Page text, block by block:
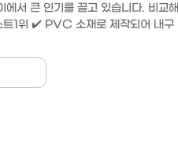
서 큰 인기를 끌고 있습니다. 비교해
트1위 ✔️ PVC 소재로 제작되어 내구